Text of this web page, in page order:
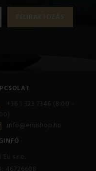
+36 1 323 7346 (8:00 -
info@emishop.hu
EU s.r.o.